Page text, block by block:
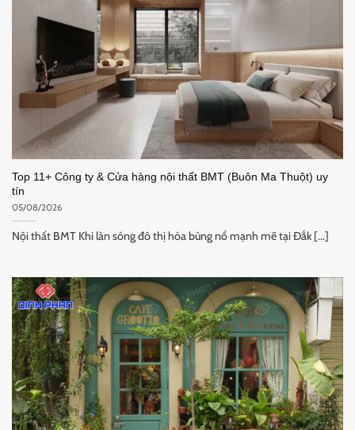
Top 11+ Công ty & Cửa hàng nội thất BMT (Buôn Ma Thuột) uy
tín
05/08/2026
Nội thất BMT Khi làn sóng đô thị hóa bùng nổ mạnh mẽ tại Đắk [...]